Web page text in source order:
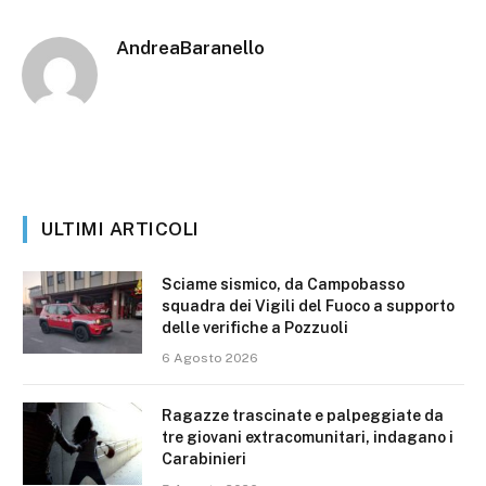
AndreaBaranello
ULTIMI ARTICOLI
Sciame sismico, da Campobasso
squadra dei Vigili del Fuoco a supporto
delle verifiche a Pozzuoli
6 Agosto 2026
Ragazze trascinate e palpeggiate da
tre giovani extracomunitari, indagano i
Carabinieri